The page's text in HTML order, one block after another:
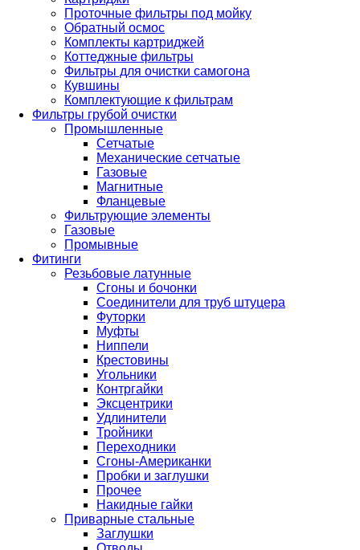
Проточные фильтры под мойку
Обратный осмос
Комплекты картриджей
Коттеджные фильтры
Фильтры для очистки самогона
Кувшины
Комплектующие к фильтрам
Фильтры грубой очистки
Промышленные
Сетчатые
Механические сетчатые
Газовые
Магнитные
Фланцевые
Фильтрующие элементы
Газовые
Промывные
Фитинги
Резьбовые латунные
Сгоны и бочонки
Соединители для труб штуцера
Футорки
Муфты
Ниппели
Крестовины
Угольники
Контргайки
Эксцентрики
Удлинители
Тройники
Переходники
Сгоны-Американки
Пробки и заглушки
Прочее
Накидные гайки
Приварные стальные
Заглушки